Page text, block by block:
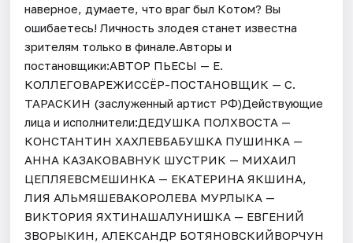
наверное, думаете, что враг был Котом? Вы
ошибаетесь! Личность злодея станет известна
зрителям только в финале.Авторы и
постановщики:АВТОР ПЬЕСЫ — Е.
КОЛЛЕГОВАРЕЖИССЁР-ПОСТАНОВЩИК — С.
ТАРАСКИН (заслуженный артист РФ)Действующие
лица и исполнители:ДЕДУШКА ПОЛХВОСТА —
КОНСТАНТИН ХАХЛЕВБАБУШКА ПУШИНКА —
АННА КАЗАКОВАВНУК ШУСТРИК — МИХАИЛ
ЦЕПЛЯЕВСМЕШИНКА — ЕКАТЕРИНА ЯКШИНА,
ЛИЯ АЛЬМЯШЕВАКОРОЛЕВА МУРЛЫКА —
ВИКТОРИЯ ЯХТИНАШАЛУНИШКА — ЕВГЕНИЙ
ЗВОРЫКИН, АЛЕКСАНДР БОТЯНОВСКИЙВОРЧУН